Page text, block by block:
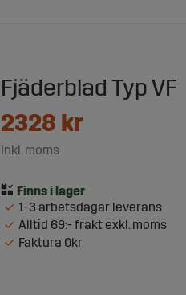
Fjäderblad Typ VF
2328 kr
Inkl. moms
1-3 arbetsdagar leverans
Alltid 69:- frakt exkl. moms
Faktura 0kr